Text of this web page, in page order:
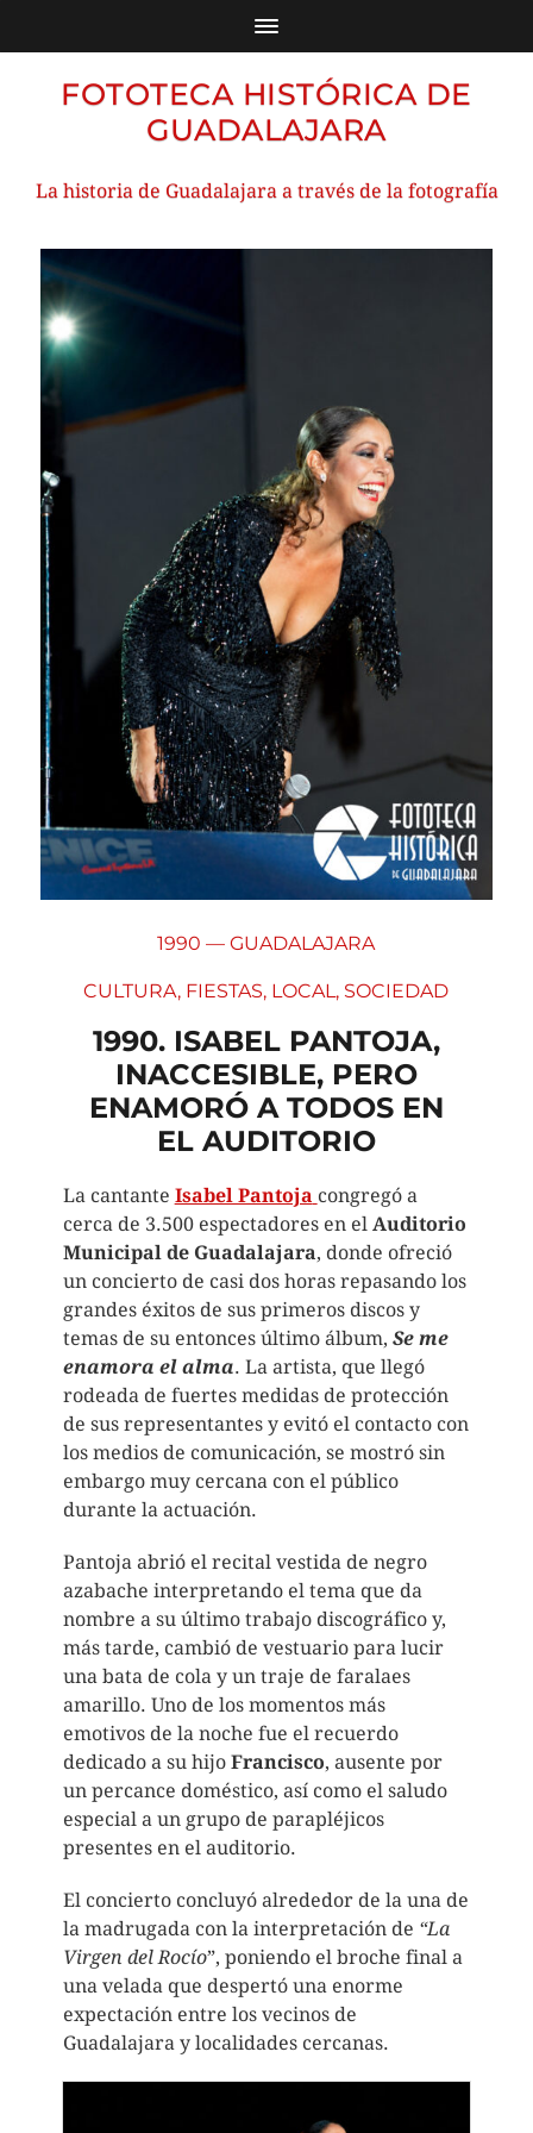
FOTOTECA HISTÓRICA DE
GUADALAJARA
La historia de Guadalajara a través de la fotografía
1990 — GUADALAJARA
CULTURA, FIESTAS, LOCAL, SOCIEDAD
1990. ISABEL PANTOJA,
INACCESIBLE, PERO
ENAMORÓ A TODOS EN
EL AUDITORIO
La cantante Isabel Pantoja congregó a
cerca de 3.500 espectadores en el Auditorio
Municipal de Guadalajara, donde ofreció
un concierto de casi dos horas repasando los
grandes éxitos de sus primeros discos y
temas de su entonces último álbum, Se me
enamora el alma. La artista, que llegó
rodeada de fuertes medidas de protección
de sus representantes y evitó el contacto con
los medios de comunicación, se mostró sin
embargo muy cercana con el público
durante la actuación.
Pantoja abrió el recital vestida de negro
azabache interpretando el tema que da
nombre a su último trabajo discográfico y,
más tarde, cambió de vestuario para lucir
una bata de cola y un traje de faralaes
amarillo. Uno de los momentos más
emotivos de la noche fue el recuerdo
dedicado a su hijo Francisco, ausente por
un percance doméstico, así como el saludo
especial a un grupo de parapléjicos
presentes en el auditorio.
El concierto concluyó alrededor de la una de
la madrugada con la interpretación de “La
Virgen del Rocío”, poniendo el broche final a
una velada que despertó una enorme
expectación entre los vecinos de
Guadalajara y localidades cercanas.